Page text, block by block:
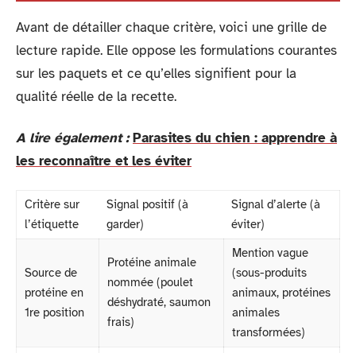
Avant de détailler chaque critère, voici une grille de
lecture rapide. Elle oppose les formulations courantes
sur les paquets et ce qu’elles signifient pour la
qualité réelle de la recette.
A lire également : Parasites du chien : apprendre à
les reconnaître et les éviter
Critère sur
l’étiquette
Signal positif (à
garder)
Signal d’alerte (à
éviter)
Source de
protéine en
1re position
Protéine animale
nommée (poulet
déshydraté, saumon
frais)
Mention vague
(sous-produits
animaux, protéines
animales
transformées)